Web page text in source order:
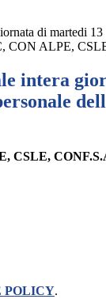
di martedi
CON ALPE,
intera
CSLE,
POLICY.